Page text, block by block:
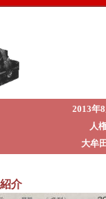
2013年
人
大牟
介